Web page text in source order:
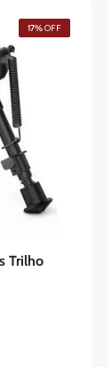
Trilho
17%OFF